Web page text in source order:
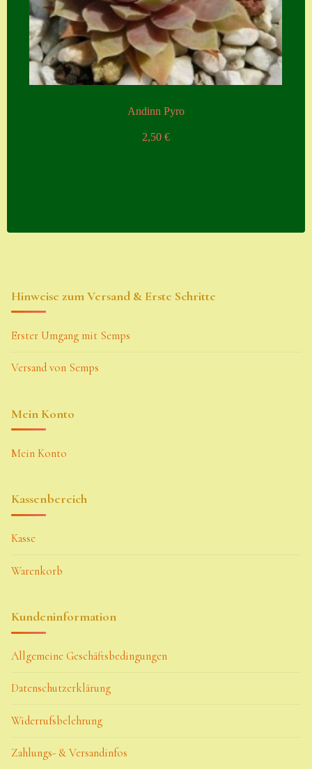
Andinn Pyro
2,50 €
Hinweise zum Versand & Erste Schritte
Erster Umgang mit Semps
Versand von Semps
Mein Konto
Mein Konto
Kassenbereich
Kasse
Warenkorb
Kundeninformation
Allgemeine Geschäftsbedingungen
Datenschutzerklärung
Widerrufsbelehrung
Zahlungs- & Versandinfos